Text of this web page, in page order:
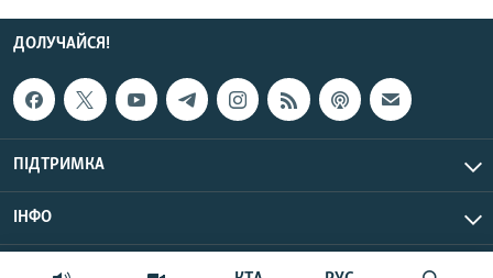
ДОЛУЧАЙСЯ!
ПІДТРИМКА
ІНФО